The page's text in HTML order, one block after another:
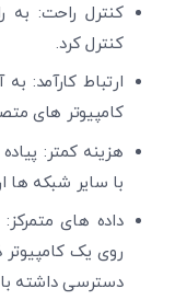
کنترل راحت: به
کنترل کرد.
ارتباط کارآمد:
کامپیوتر های
هزینه کمتر:
با سایر شبکه ها
داده های
روی یک کامپیوتر
دسترسی داشته